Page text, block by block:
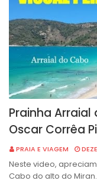
Prainha
Oscar Corrêa
PRAIA E VIAGEM
Neste video,
Cabo do alto do